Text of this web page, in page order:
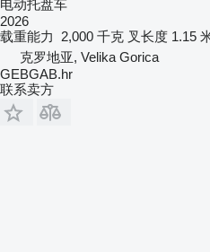
电动托盘车
2026
载重能力
2,000 千克 叉长度 1.15
克罗地亚, Velika Gorica
GEBGAB.hr
联系卖方